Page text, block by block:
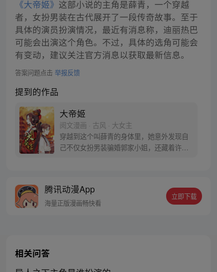
《大帝姬》 这部小说的主角是薛青，一个穿越
者，女扮男装在古代展开了一段传奇故事。至于
具体的演员扮演情况，最近有消息称，迪丽热巴
可能会出演这个角色。不过，具体的选角可能会
有变动，建议关注官方消息以获取最新信息。
答案问题点击 举报反馈
提到的作品
大帝姬
阅文漫画 · 古风 · 大女主
穿越到这个叫薛青的身体里，她意外发现自
己不仅女扮男装骗婚郭家小姐，还藏着许多
上皇位！
腾讯动漫App
海量正版漫画畅快看
立即下载
相关问答